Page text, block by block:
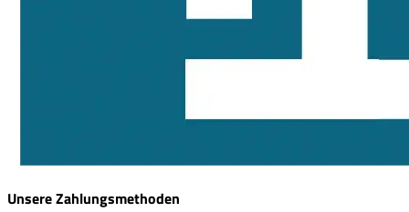
Unsere Zahlungsmethoden